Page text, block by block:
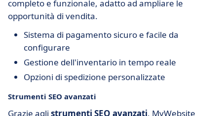
completo e funzionale, adatto ad ampliare le
opportunità di vendita.
Sistema di pagamento sicuro e facile da
configurare
Gestione dell'inventario in tempo reale
Opzioni di spedizione personalizzate
Strumenti SEO avanzati
Grazie agli strumenti SEO avanzati, MyWebsite